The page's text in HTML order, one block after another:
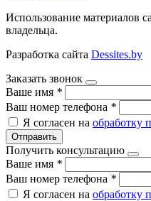
Использование материалов
владельца.
Разработка сайта Dessites.by
Заказать звонок
Ваше имя *
Ваш номер телефона *
Я согласен на обработку
Отправить
Получить консультацию
Ваше имя *
Ваш номер телефона *
Я согласен на обработку